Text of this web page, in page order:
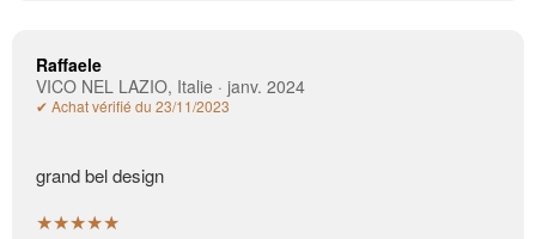
Raffaele
VICO NEL LAZIO, Italie · janv. 2024
✔ Achat vérifié du 23/11/2023
grand bel design
★★★★★